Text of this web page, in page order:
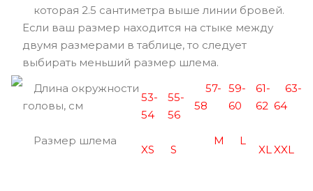
которая 2.5 сантиметра выше линии бровей.
Если ваш размер находится на стыке между
двумя размерами в таблице, то следует
выбирать меньший размер шлема.
Длина окружности
головы, см
53-
54
55-
56
57-
58
59-
60
61-
62
63-
64
Размер шлема
XS S
M L
XLXXL